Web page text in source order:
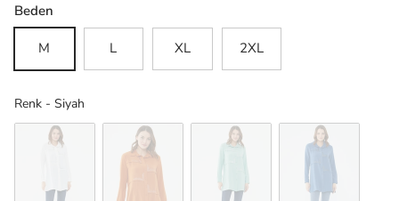
Beden
M L XL 2XL
Renk - Siyah